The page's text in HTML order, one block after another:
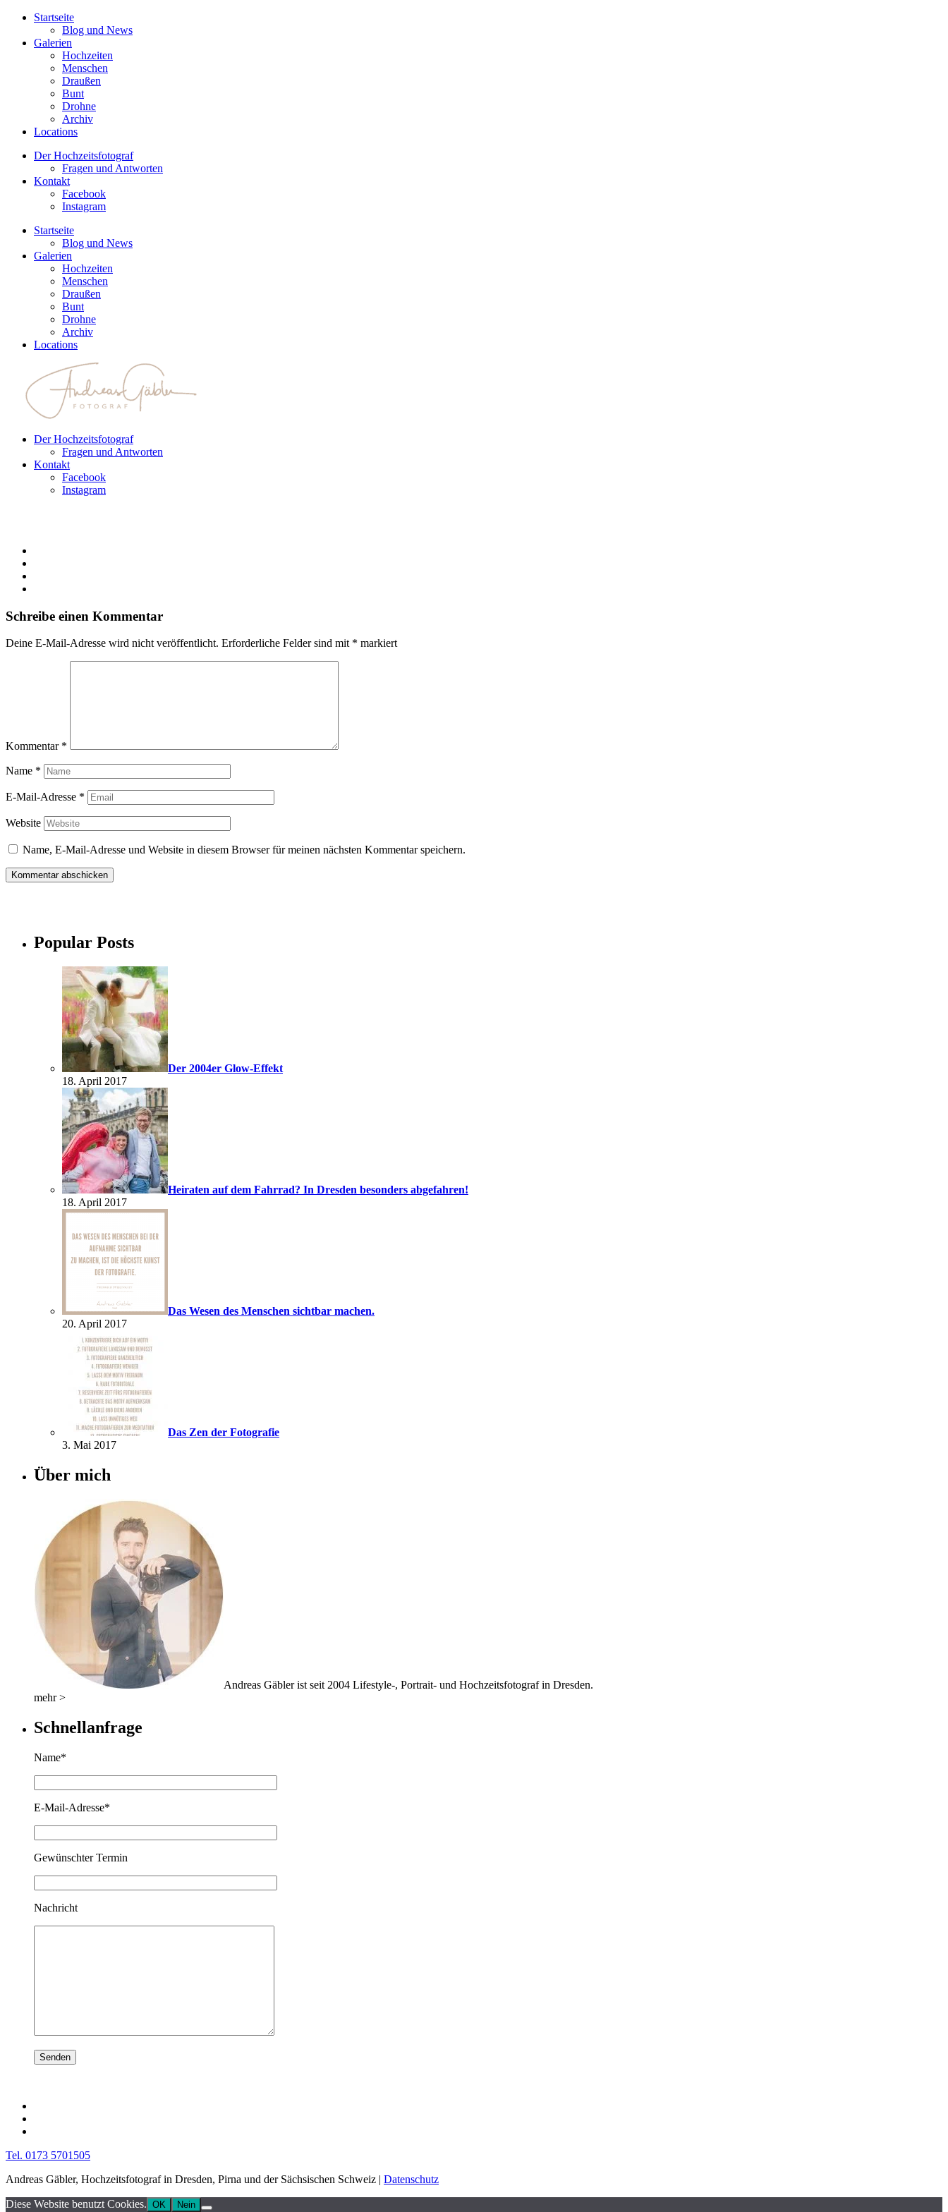
Startseite
Blog und News
Galerien
Hochzeiten
Menschen
Draußen
Bunt
Drohne
Archiv
Locations
Der Hochzeitsfotograf
Fragen und Antworten
Kontakt
Facebook
Instagram
Startseite
Blog und News
Galerien
Hochzeiten
Menschen
Draußen
Bunt
Drohne
Archiv
Locations
Der Hochzeitsfotograf
Fragen und Antworten
Kontakt
Facebook
Instagram
Schreibe einen Kommentar
Deine E-Mail-Adresse wird nicht veröffentlicht. Erforderliche Felder sind mit * markiert
Kommentar *
Name *
E-Mail-Adresse *
Website
Name, E-Mail-Adresse und Website in diesem Browser für meinen nächsten Kommentar speichern.
Popular Posts
Der 2004er Glow-Effekt
18. April 2017
Heiraten auf dem Fahrrad? In Dresden besonders abgefahren!
18. April 2017
Das Wesen des Menschen sichtbar machen.
20. April 2017
Das Zen der Fotografie
3. Mai 2017
Über mich
Andreas Gäbler ist seit 2004 Lifestyle-, Portrait- und Hochzeitsfotograf in Dresden.
mehr >
Schnellanfrage
Name*
E-Mail-Adresse*
Gewünschter Termin
Nachricht
Tel. 0173 5701505
Andreas Gäbler, Hochzeitsfotograf in Dresden, Pirna und der Sächsischen Schweiz | Datenschutz
Diese Website benutzt Cookies. OK Nein